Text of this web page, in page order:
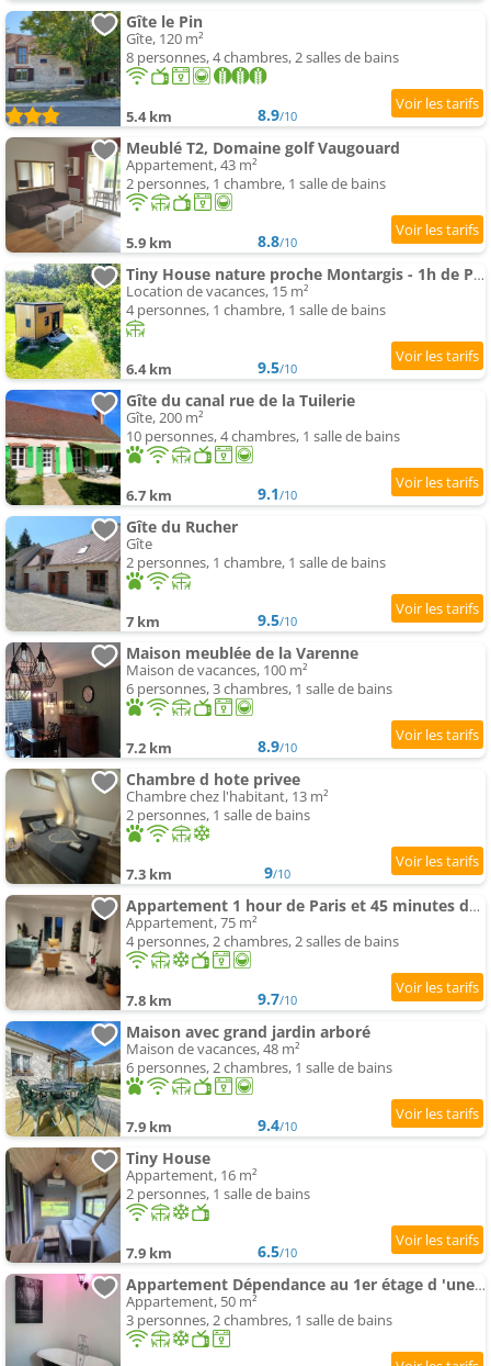
Gîte le Pin
Gîte, 120 m²
8 personnes, 4 chambres, 2 salles de bains
5.4 km 8.9/10
Meublé T2, Domaine golf Vaugouard
Appartement, 43 m²
2 personnes, 1 chambre, 1 salle de bains
5.9 km 8.8/10
Tiny House nature proche Montargis - 1h de Paris !
Location de vacances, 15 m²
4 personnes, 1 chambre, 1 salle de bains
6.4 km 9.5/10
Gîte du canal rue de la Tuilerie
Gîte, 200 m²
10 personnes, 4 chambres, 1 salle de bains
6.7 km 9.1/10
Gîte du Rucher
Gîte
2 personnes, 1 chambre, 1 salle de bains
7 km 9.5/10
Maison meublée de la Varenne
Maison de vacances, 100 m²
6 personnes, 3 chambres, 1 salle de bains
7.2 km 8.9/10
Chambre d hote privee
Chambre chez l'habitant, 13 m²
2 personnes, 1 salle de bains
7.3 km 9/10
Appartement 1 hour de Paris et 45 minutes de Orléans
Appartement, 75 m²
4 personnes, 2 chambres, 2 salles de bains
7.8 km 9.7/10
Maison avec grand jardin arboré
Maison de vacances, 48 m²
6 personnes, 2 chambres, 1 salle de bains
7.9 km 9.4/10
Tiny House
Appartement, 16 m²
2 personnes, 1 salle de bains
7.9 km 6.5/10
Appartement Dépendance au 1er étage d 'une jolie fermette.
Appartement, 50 m²
3 personnes, 2 chambres, 1 salle de bains